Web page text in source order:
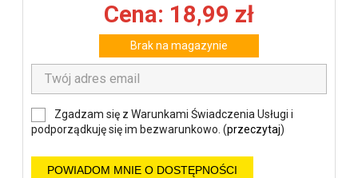
Cena: 18,99 zł
Brak na magazynie
Zgadzam się z Warunkami Świadczenia Usługi i
podporządkuję się im bezwarunkowo. (przeczytaj)
POWIADOM MNIE O DOSTĘPNOŚCI